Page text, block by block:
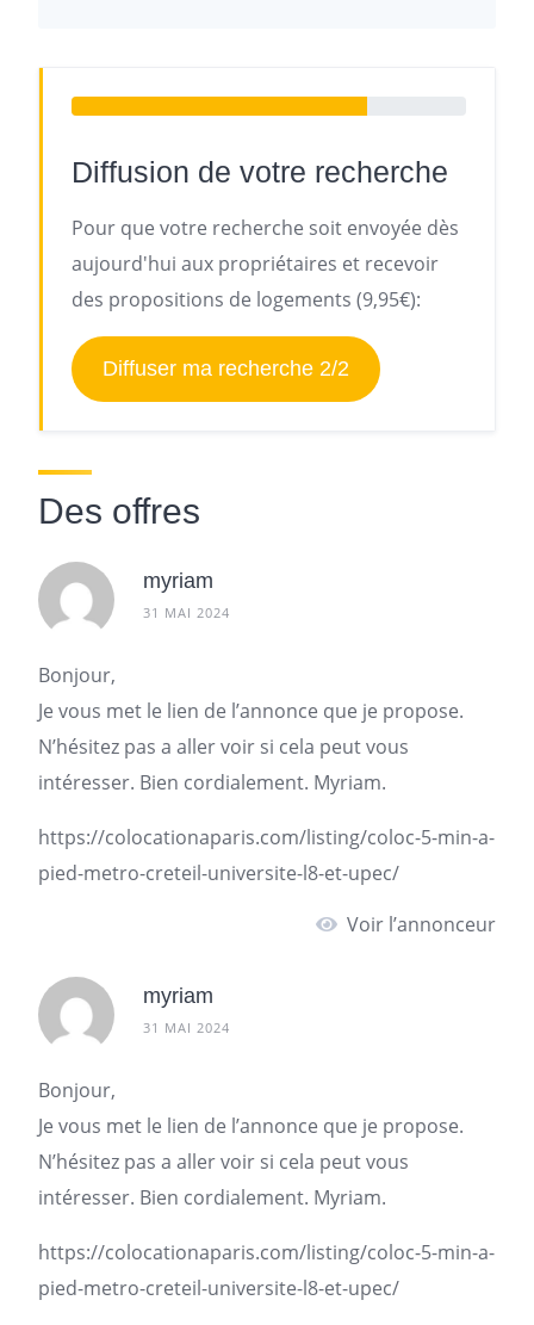
Diffusion de votre recherche
Pour que votre recherche soit envoyée dès
aujourd'hui aux propriétaires et recevoir
des propositions de logements (9,95€):
Diffuser ma recherche 2/2
Des offres
myriam
31 MAI 2024
Bonjour,
Je vous met le lien de l’annonce que je propose.
N’hésitez pas a aller voir si cela peut vous
intéresser. Bien cordialement. Myriam.
https://colocationaparis.com/listing/coloc-5-min-a-
pied-metro-creteil-universite-l8-et-upec/
Voir l’annonceur
myriam
31 MAI 2024
Bonjour,
Je vous met le lien de l’annonce que je propose.
N’hésitez pas a aller voir si cela peut vous
intéresser. Bien cordialement. Myriam.
https://colocationaparis.com/listing/coloc-5-min-a-
pied-metro-creteil-universite-l8-et-upec/